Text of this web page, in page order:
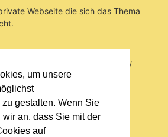
um unsere
gestalten. Wenn Sie
wir an, dass Sie mit der
auf
Webseite die sich das Thema
https://www.bierkreiszeichen.at/
Biersorten